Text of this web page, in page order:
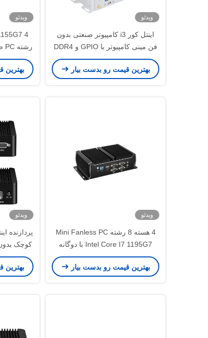
ویدئو
اینتل کور i3 کامپیوتر صنعتی بدون
فن مینی کامپیوتر با GPIO و DDR4
16G 6COM
بهترین قیمت رو بدست بیار
ویدئو
بهترین
ویدئو
4 هسته 8 رشته Mini Fanless PC
Intel Core I7 1195G7 با دوگانه
LAN 6COM DDR4
بهترین قیمت رو بدست بیار
ویدئو
بهترین